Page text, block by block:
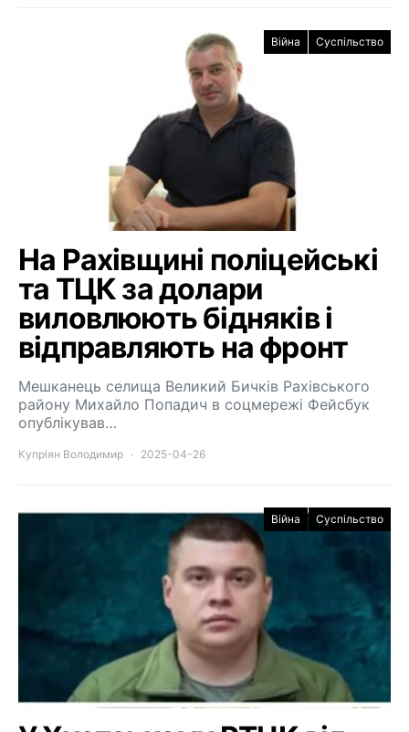
Війна Суспільство
На Рахівщині поліцейські
та ТЦК за долари
виловлюють бідняків і
відправляють на фронт
Мешканець селища Великий Бичків Рахівського
району Михайло Попадич в соцмережі Фейсбук
опублікував…
Купріян Володимир 2025-04-26
Війна Суспільство